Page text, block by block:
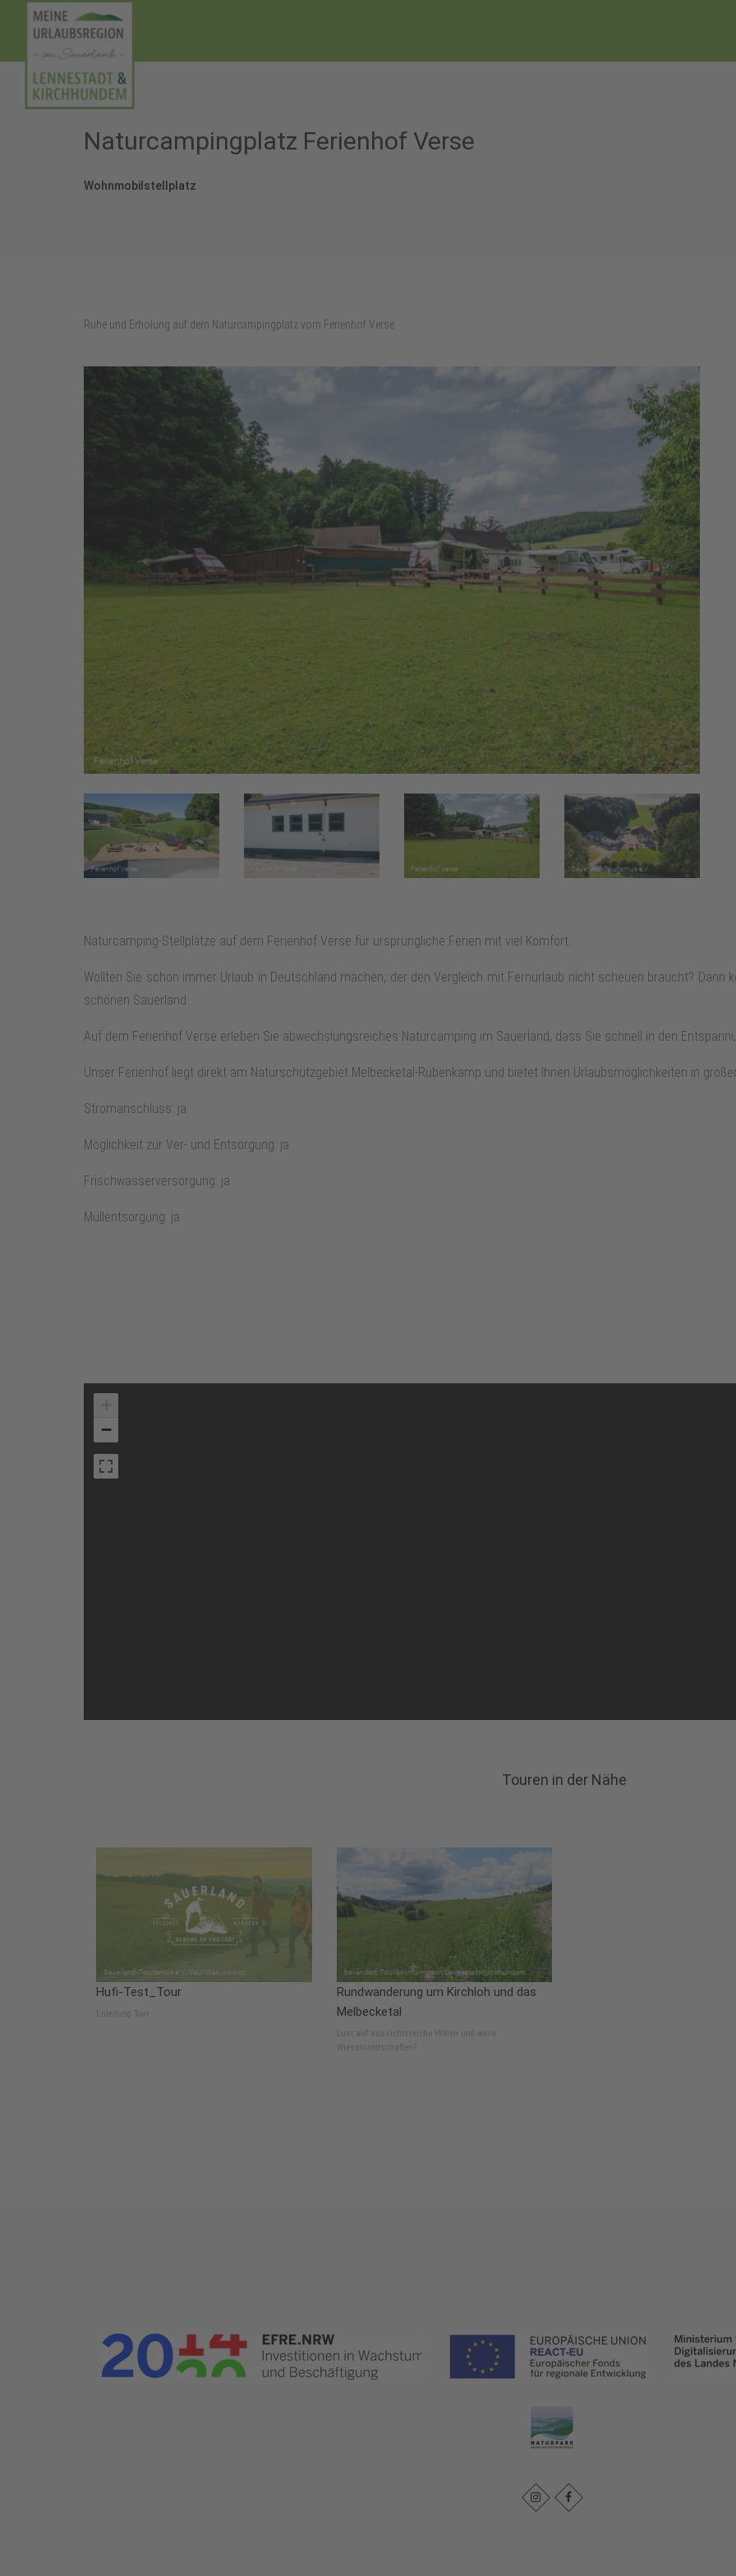
Naturcampingplatz Ferienhof Verse
Wohnmobilstellplatz
Ruhe und Erholung auf dem Naturcampingplatz vom Ferienhof Verse
Naturcamping-Stellplätze auf dem Ferienhof Verse für ursprüngliche Ferien mit viel Komfort.
Wollten Sie schon immer Urlaub in Deutschland machen, der den Vergleich mit Fernurlaub nicht scheuen braucht?
schönen Sauerland.
Auf dem Ferienhof Verse erleben Sie abwechslungsreiches Naturcamping im Sauerland, dass Sie schnell in den
Unser Ferienhof liegt direkt am Naturschutzgebiet Melbecketal-Rübenkamp und bietet Ihnen Urlaubsmöglichkeiten in
Stromanschluss: ja
Möglichkeit zur Ver- und Entsorgung: ja
Frischwasserversorgung: ja
Müllentsorgung: ja
−
Touren in der Nähe
Hufi-Test_Tour
Enleitung Tour
Rundwanderung um Kirchloh und das
Melbecketal
Lust auf aussichtsreiche Höhen und weite
Wiesenlandschaften?